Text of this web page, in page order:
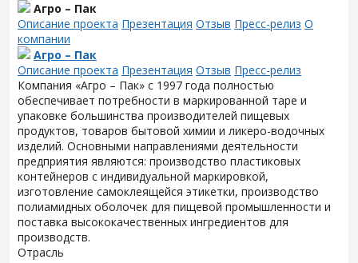
Агро – Пак
Описание проекта Презентация Отзыв Пресс-релиз О
компании
Агро – Пак
Описание проекта Презентация Отзыв Пресс-релиз
Компания «Агро – Пак» с 1997 года полностью
обеспечивает потребности в маркированной таре и
упаковке большинства производителей пищевых
продуктов, товаров бытовой химии и ликеро-водочных
изделий. Основными направлениями деятельности
предприятия являются: производство пластиковых
контейнеров с индивидуальной маркировкой,
изготовление самоклеящейся этикетки, производство
полиамидных оболочек для пищевой промышленности и
поставка высококачественных ингредиентов для
производств.
Отрасль